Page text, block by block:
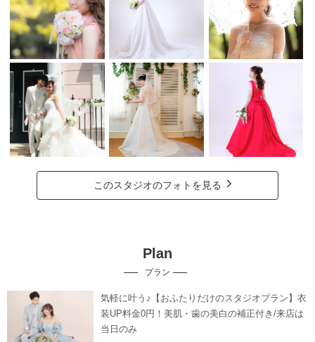
このスタジオのフォトを見る
Plan
プラン
気軽に叶う♪【おふたりだけのスタジオプラン】衣
装UP料金0円！美肌・歯の美白の補正付き/来店は
当日のみ